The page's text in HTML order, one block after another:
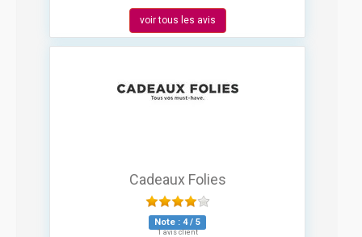
voir tous les avis
Cadeaux Folies
Note : 4/ 5
1 avis client